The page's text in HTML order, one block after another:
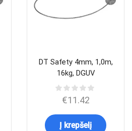
DT Safety 4mm, 1,0m,
16kg, DGUV
€11.42
Į krepšelį